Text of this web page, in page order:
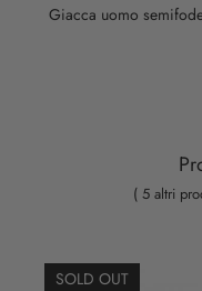
Giacca uomo
( 5 altri
SOLD OUT